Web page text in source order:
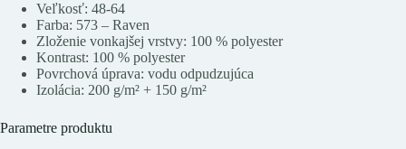
Veľkosť: 48-64
Farba: 573 – Raven
Zloženie vonkajšej vrstvy: 100 % polyester
Kontrast: 100 % polyester
Povrchová úprava: vodu odpudzujúca
Izolácia: 200 g/m² + 150 g/m²
Parametre produktu